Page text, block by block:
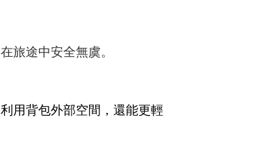
旅途中安全無虞。
用背包外部空間，還能更輕